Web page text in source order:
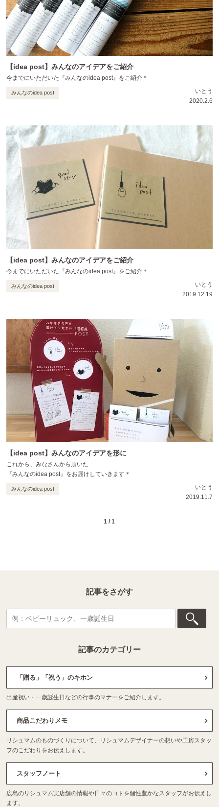
【idea post】みんなのアイデアをご紹介
今までにいただいた『みんなのidea post』をご紹介＊
みんなのidea post
いとう
2020.2.6
【idea post】みんなのアイデアをご紹介
今までにいただいた『みんなのidea post』をご紹介＊
みんなのidea post
いとう
2019.12.19
【idea post】みんなのアイデアを形に
これから、みなさんから頂いた
『みんなのidea post』をお届けしていきます＊
みんなのidea post
いとう
2019.11.7
1 / 1
記事をさがす
記事のカテゴリー
「贈る」「祝う」のキホン
出産祝い・一歳誕生日などの行事のマナーをご紹介します。
商品こだわりメモ
リシュマムのものづくりについて、リシュマムデザイナーの想いや工房スタッ
フのこだわりをお伝えします。
スタッフノート
広島のリシュマム実店舗の情報や日々のコトを個性豊かなスタッフがお伝えし
ます。